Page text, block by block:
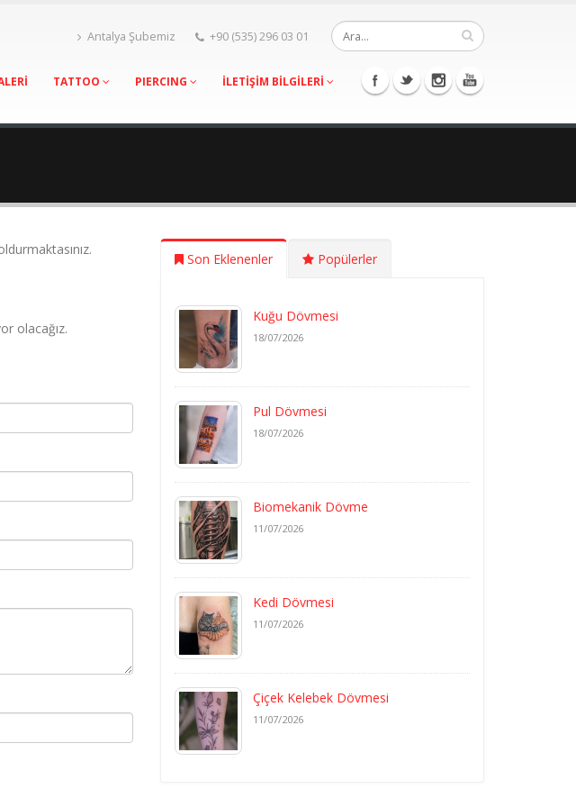
Antalya Şubemiz +90 (535) 296 03 01
TATTOO PIERCING İLETİŞİM BİLGİLERİ
olacağız.
Son Eklenenler Popülerler
Kuğu Dövmesi
18/07/2026
Pul Dövmesi
18/07/2026
Biomekanik Dövme
11/07/2026
Kedi Dövmesi
11/07/2026
Çiçek Kelebek Dövmesi
11/07/2026